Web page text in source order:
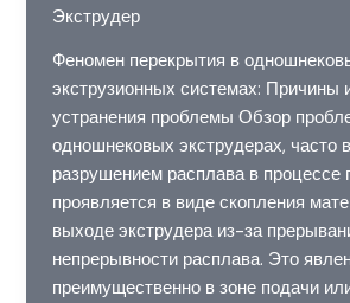
Экструдер
Феномен перекрытия в
экструзионных системах: Причины
устранения проблемы Обзор
одношнековых экструдерах,
разрушением расплава в процессе
проявляется в виде скопления
выходе экструдера из-за
непрерывности расплава. Это
преимущественно в зоне подачи